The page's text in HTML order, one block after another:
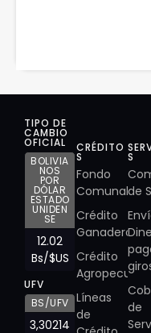
CRÉDITO
S
Fondo
Comunal
Crédito
Ganadero
Crédito
Agropecuario
Líneas
de
S
de
de
TIPO DE
CAMBIO
OFICIAL
BOLIVIA
NOS
POR
DÓLAR
ESTADO
UNIDEN
SE
12.02
Bs/$US
UFV
BS/UFV
3,30214